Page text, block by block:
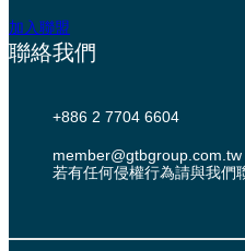
加入聯盟
聯絡我們
+886 2 7704 6604
member@gtbgroup.com.tw
若有任何侵權行為請與我們